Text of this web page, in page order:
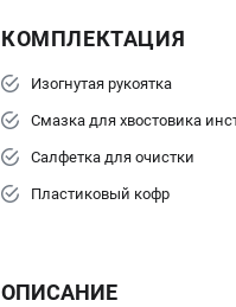
КОМПЛЕКТАЦИЯ
Изогнутая рукоятка
Смазка для хвостовика
Салфетка для очистки
Пластиковый кофр
ОПИСАНИЕ